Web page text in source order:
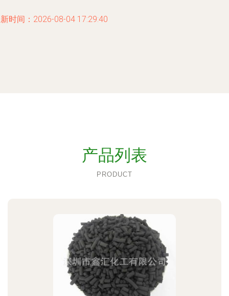
时间：2026-08-04 17:29:40
产品列表
PRODUCT